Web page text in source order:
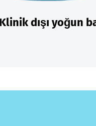
Klinik dışı yoğun